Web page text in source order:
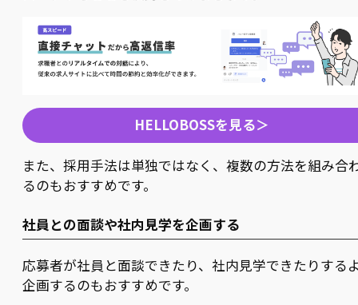
HELLOBOSSを見る＞
また、採用手法は単独ではなく、複数の方法を組み合
るのもおすすめです。
社員との面談や社内見学を企画する
応募者が社員と面談できたり、社内見学できたりする
企画するのもおすすめです。